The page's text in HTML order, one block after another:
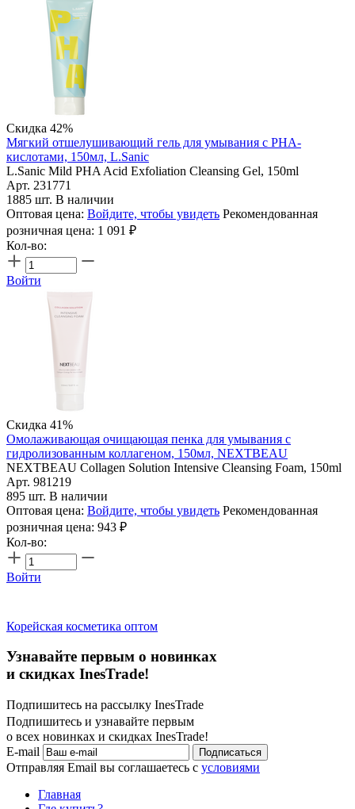
Скидка 42%
Мягкий отшелушивающий гель для умывания с PHA-
кислотами, 150мл, L.Sanic
L.Sanic Mild PHA Acid Exfoliation Cleansing Gel, 150ml
Арт. 231771
1885 шт. В наличии
Оптовая цена: Войдите, чтобы увидеть Рекомендованная
розничная цена: 1 091 ₽
Кол-во:
Войти
Скидка 41%
Омолаживающая очищающая пенка для умывания с
гидролизованным коллагеном, 150мл, NEXTBEAU
NEXTBEAU Collagen Solution Intensive Cleansing Foam, 150ml
Арт. 981219
895 шт. В наличии
Оптовая цена: Войдите, чтобы увидеть Рекомендованная
розничная цена: 943 ₽
Кол-во:
Войти
Корейская косметика оптом
Узнавайте первым о новинках
и скидках InesTrade!
Подпишитесь на рассылку InesTrade
Подпишитесь и узнавайте первым
о всех новинках и скидках InesTrade!
E-mail
Подписаться
Отправляя Email вы соглашаетесь с условиями
Главная